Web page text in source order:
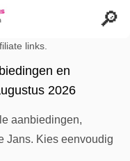
links.
en
2026
aanbiedingen,
Jans. Kies eenvoudig